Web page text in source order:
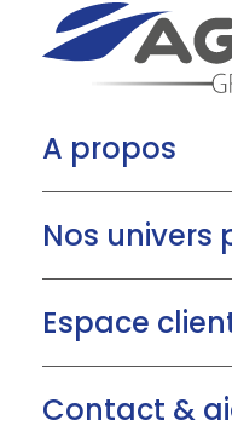
A propos
Nos univers
Espace
Contact &